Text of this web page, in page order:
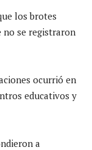
los brotes
no se registraron
ocurrió en
educativos y
a